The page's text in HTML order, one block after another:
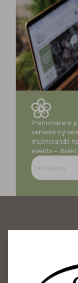
Prenumerera
senaste
inspirerande
events –
Sunds